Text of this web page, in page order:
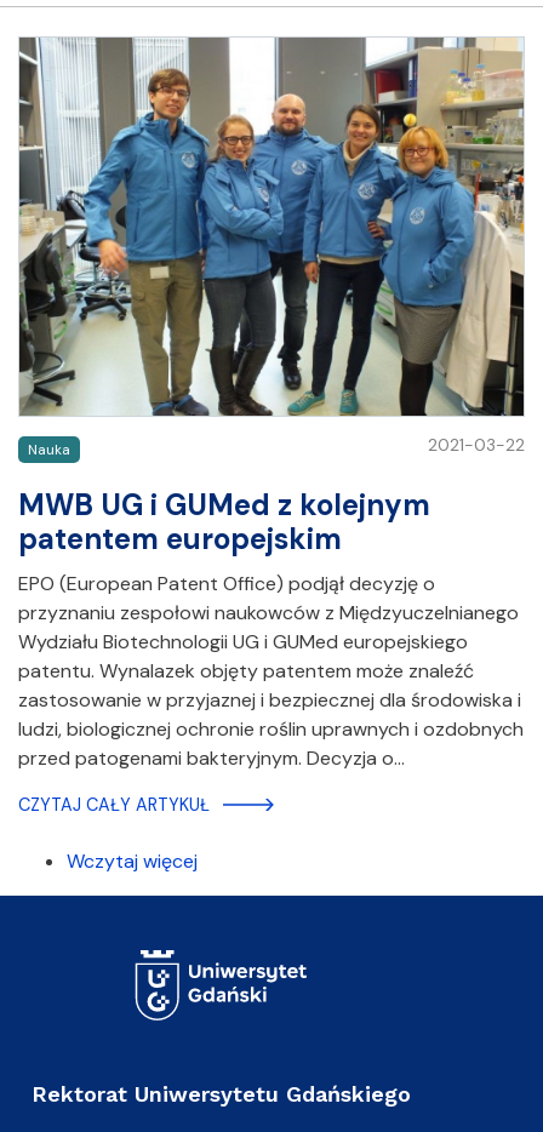
Nauka 2021-03-22
MWB UG i GUMed z kolejnym
patentem europejskim
EPO (European Patent Office) podjął decyzję o
przyznaniu zespołowi naukowców z Międzyuczelnianego
Wydziału Biotechnologii UG i GUMed europejskiego
patentu. Wynalazek objęty patentem może znaleźć
zastosowanie w przyjaznej i bezpiecznej dla środowiska i
ludzi, biologicznej ochronie roślin uprawnych i ozdobnych
przed patogenami bakteryjnym. Decyzja o…
CZYTAJ CAŁY ARTYKUŁ
Wczytaj więcej
Rektorat Uniwersytetu Gdańskiego